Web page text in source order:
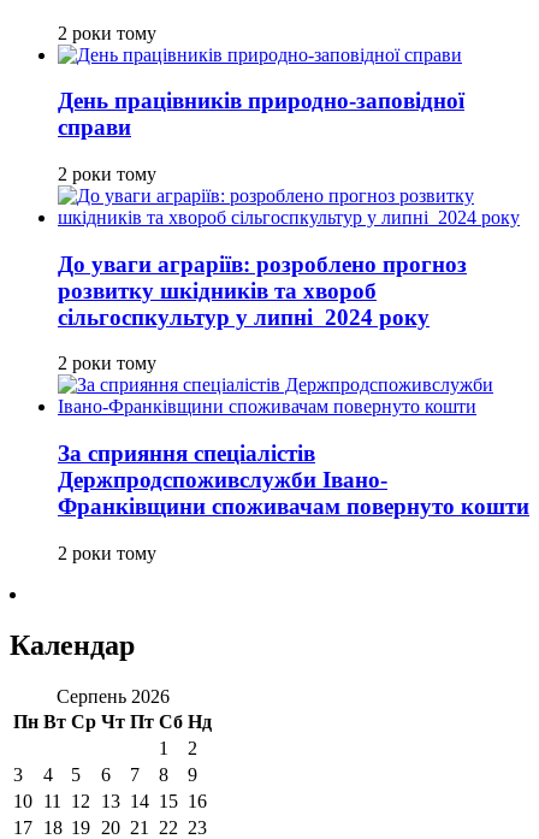
2 роки тому
День працівників природно-заповідної
справи
2 роки тому
До уваги аграріїв: розроблено прогноз
розвитку шкідників та хвороб
сільгоспкультур у липні 2024 року
2 роки тому
За сприяння спеціалістів
Держпродспоживслужби Івано-
Франківщини споживачам повернуто кошти
2 роки тому
Календар
Серпень 2026
Пн Вт Ср Чт Пт Сб Нд
1
2
3
4 5 6 7 8
9
10 11 12 13 14 15 16
17 18 19 20 21 22 23